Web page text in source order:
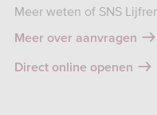
Meer weten of SNS
Meer over aanvragen
Direct online openen